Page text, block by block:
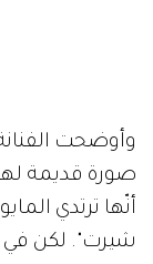
وأوضحت
صورة قديمة
أنّها ترتدي
شيرت". لكن في